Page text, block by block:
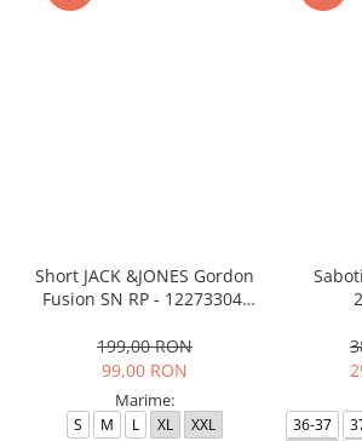
Short JACK &JONES Gordon
Fusion SN RP - 12273304-
199,00 RON
99,00 RON
Marime:
S M L XL XXL 36-37